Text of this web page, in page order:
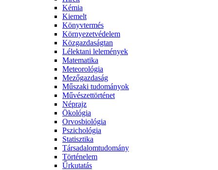
Kémia
Kiemelt
Könyvtermés
Környezetvédelem
Közgazdaságtan
Lélektani lelemények
Matematika
Meteorológia
Mezőgazdaság
Műszaki tudományok
Művészettörténet
Néprajz
Ökológia
Orvosbiológia
Pszichológia
Statisztika
Társadalomtudomány
Történelem
Űrkutatás